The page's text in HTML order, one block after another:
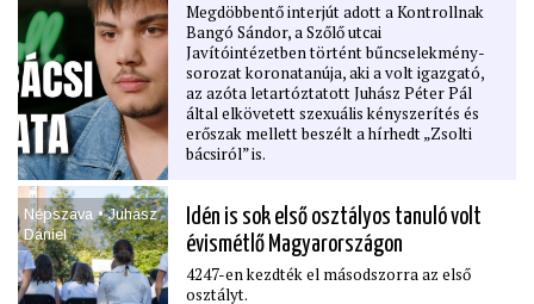
Megdöbbentő interjút adott a Kontrollnak
Bangó Sándor, a Szőlő utcai
Javítóintézetben történt bűncselekmény-
sorozat koronatanúja, aki a volt igazgató,
az azóta letartóztatott Juhász Péter Pál
által elkövetett szexuális kényszerítés és
erőszak mellett beszélt a hírhedt „Zsolti
bácsiról” is.
Népszava • Juhász
Dániel
Idén is sok első osztályos tanuló volt
évismétlő Magyarországon
4247-en kezdték el másodszorra az első
osztályt.